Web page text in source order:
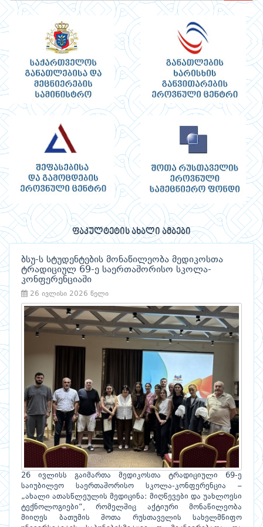
ფაკულტეტის ახალი ამბები
ბსუ-ს სტუდენტების მონაწილეობა მედიკოსთა
ტრადიციულ 69-ე საერთაშორისო სკოლა-
კონფერენციაში
26 ივლისი 2026 წელი
26 ივლისს გაიმართა მედიკოსთა ტრადიციული 69-ე
საიუბილეო საერთაშორისო სკოლა-კონფერენცია –
„ახალი ათასწლეულის მედიცინა: მიღწევები და უახლოესი
ტექნოლოგიები“, რომელშიც აქტიური მონაწილეობა
მიიღეს ბათუმის შოთა რუსთაველის სახელმწიფო